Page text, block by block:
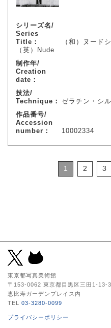
シリーズ名/
Series
Title：
（和）ヌード
（英）Nude
制作年/
Creation
date：
技法/
Technique： ゼラチン・シ
作品番号/
Accession
number：
10002334
1 2 3
東京都写真美術館
〒153-0062 東京都目黒区三田1-13-3
恵比寿ガーデンプレイス内
TEL 03-3280-0099
プライバシーポリシー